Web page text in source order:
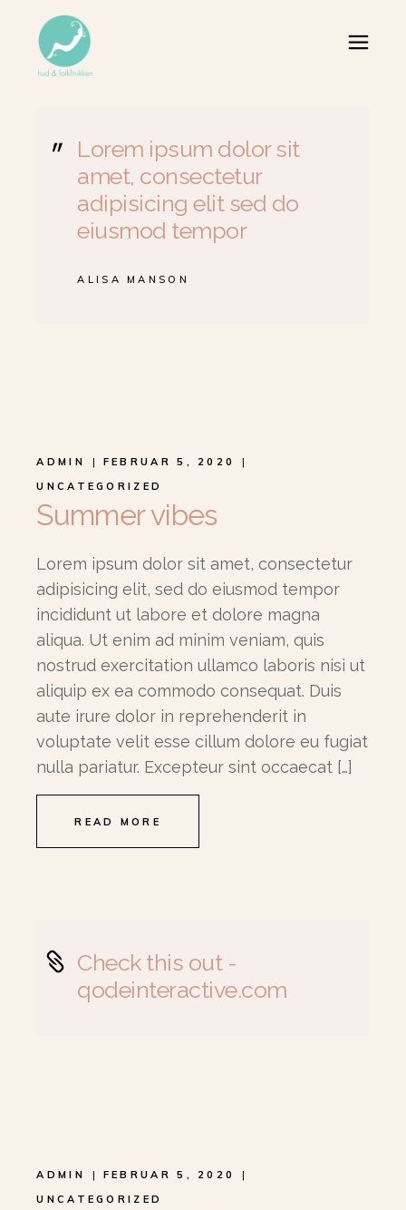
Lorem ipsum dolor sit
amet, consectetur
adipisicing elit sed do
eiusmod tempor
ALISA MANSON
ADMIN
FEBRUAR 5, 2020
UNCATEGORIZED
Summer vibes
Lorem ipsum dolor sit amet, consectetur
adipisicing elit, sed do eiusmod tempor
incididunt ut labore et dolore magna
aliqua. Ut enim ad minim veniam, quis
nostrud exercitation ullamco laboris nisi ut
aliquip ex ea commodo consequat. Duis
aute irure dolor in reprehenderit in
voluptate velit esse cillum dolore eu fugiat
nulla pariatur. Excepteur sint occaecat […]
READ MORE
Check this out -
qodeinteractive.com
ADMIN
FEBRUAR 5, 2020
UNCATEGORIZED